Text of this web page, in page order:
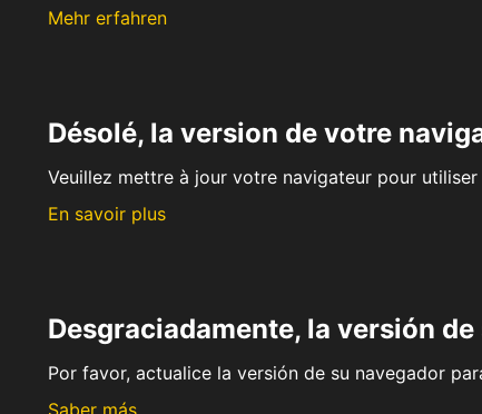
Mehr erfahren
Désolé, la version de votre
Veuillez mettre à jour votre navigateur pour
En savoir plus
Desgraciadamente, la versión
Por favor, actualice la versión de su navegador
Saber más